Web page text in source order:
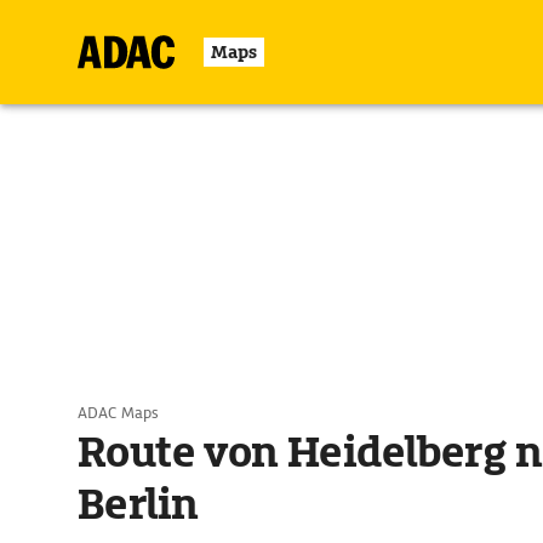
Maps
ADAC Maps
Route von Heidelberg
Berlin